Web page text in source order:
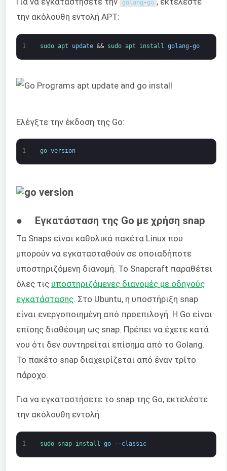
golang -go
την ακόλουθη εντολή APT:
1 sudo apt update && sudo apt install golang -go
Ελέγξτε την έκδοση της Go:
1 go version
● Εγκατάσταση της Go με χρήση snap
Τα Snaps είναι καθολικά πακέτα Linux που
μπορούν να εγκατασταθούν σε οποιαδήποτε
υποστηριζόμενη διανομή. Το Snapcraft παραθέτει
όλες τις υποστηριζόμενες διανομές με οδηγούς
εγκατάστασης . Στο Ubuntu, η υποστήριξη snap
είναι ενεργοποιημένη από προεπιλογή. Η Go είναι
επίσης διαθέσιμη ως snap. Πρέπει να έχετε κατά
νου ότι δεν συντηρείται επίσημα από το Golang.
Το πακέτο snap διαχειρίζεται από έναν τρίτο
πάροχο.
Για να εγκαταστήσετε το snap της Go, εκτελέστε
την ακόλουθη εντολή:
1 sudo snap install go --classic